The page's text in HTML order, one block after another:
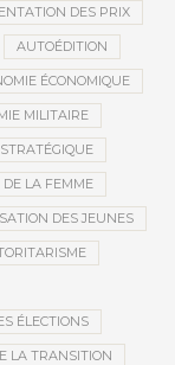
DES PRIX
AUTOÉDITION
ÉCONOMIQUE
MILITAIRE
LA FEMME
DES JEUNES
ÉLECTIONS
LA TRANSITION